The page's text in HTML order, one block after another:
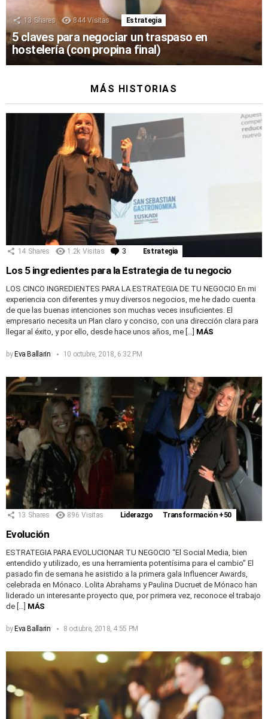
13 Shares 844 Visitas Estrategia
5 claves para negociar un traspaso en
hostelería (con propina final)
MÁS HISTORIAS
14 Shares 1.2k Visitas 3 Comentarios
Estrategia
Los 5 ingredientes para la Estrategia de tu negocio
LOS CINCO INGREDIENTES PARA LA ESTRATEGIA DE TU NEGOCIO En mi
experiencia con diferentes y muy diversos negocios, me he dado cuenta
de que las buenas intenciones son muchas veces insuficientes. El
empresario necesita un Plan claro y conciso, con una dirección clara para
llegar al éxito, y por ello, desde hace unos años, me […] MÁS
by Eva Ballarin 10 octubre, 2018, 6:32 PM
13 Shares 896 Visitas Liderazgo Transformación +50
Evolución
ESTRATEGIA PARA EVOLUCIONAR TU NEGOCIO “El Social Media, bien
entendido y utilizado, es una herramienta potentísima para el cambio” El
pasado fin de semana he asistido a la primera gala Influencer Awards,
celebrada en Mónaco. Lolita Abrahams y Paulina Ducruet de Mónaco han
liderado un interesante proyecto que, por primera vez, reconoce el trabajo
de […] MÁS
by Eva Ballarin 8 octubre, 2018, 4:55 PM